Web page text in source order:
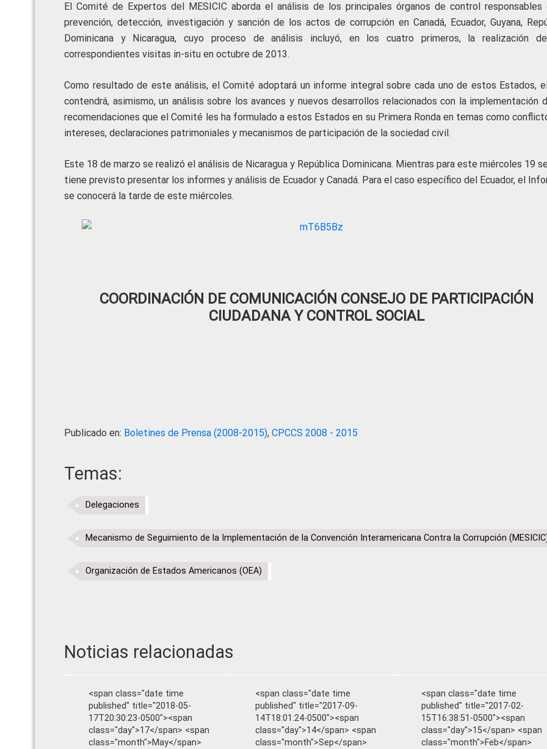
El Comité de Expertos del MESICIC aborda el análisis de los principales órganos de control responsables
prevención, detección, investigación y sanción de los actos de corrupción en Canadá, Ecuador, Guyana,
Dominicana y Nicaragua, cuyo proceso de análisis incluyó, en los cuatro primeros, la realización
correspondientes visitas in-situ en octubre de 2013.
Como resultado de este análisis, el Comité adoptará un informe integral sobre cada uno de estos Estados,
contendrá, asimismo, un análisis sobre los avances y nuevos desarrollos relacionados con la implementación
recomendaciones que el Comité les ha formulado a estos Estados en su Primera Ronda en temas como
intereses, declaraciones patrimoniales y mecanismos de participación de la sociedad civil.
Este 18 de marzo se realizó el análisis de Nicaragua y República Dominicana. Mientras para este miércoles 19
tiene previsto presentar los informes y análisis de Ecuador y Canadá. Para el caso específico del Ecuador, el
se conocerá la tarde de este miércoles.
COORDINACIÓN DE COMUNICACIÓN CONSEJO DE PARTICIPACIÓN
CIUDADANA Y CONTROL SOCIAL
Publicado en: Boletines de Prensa (2008-2015), CPCCS 2008 - 2015
Temas:
Delegaciones
Mecanismo de Seguimiento de la Implementación de la Convención Interamericana Contra la Corrupción
Organización de Estados Americanos (OEA)
Noticias relacionadas
<span class="date time
published" title="2018-05-
17T20:30:23-0500"><span
class="day">17</span> <span
class="month">May</span>
<span class="date time
published" title="2017-09-
14T18:01:24-0500"><span
class="day">14</span> <span
class="month">Sep</span>
<span class="date time
published" title="2017-02-
15T16:38:51-0500"><span
class="day">15</span> <span
class="month">Feb</span>